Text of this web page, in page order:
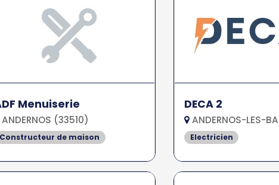
Menuiserie
(33510)
Constructeur de maison
DECA 2
ANDERNOS-LES-
Electricien